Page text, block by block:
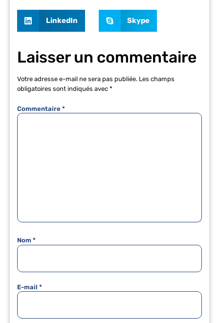
LinkedIn Skype
Laisser un commentaire
Votre adresse e-mail ne sera pas publiée. Les champs
obligatoires sont indiqués avec *
Commentaire *
Nom *
E-mail *